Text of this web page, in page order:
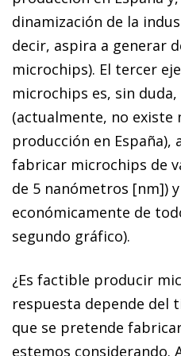
dinamización de la
decir, aspira a generar
microchips). El tercer
microchips es, sin
(actualmente, no existe
producción en España),
fabricar microchips de
de 5 nanómetros [nm])
económicamente de
segundo gráfico).
¿Es factible producir
respuesta depende del
que se pretende
estemos considerando.